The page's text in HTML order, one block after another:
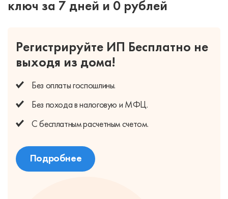
ключ за 7 дней и 0 рублей
Регистрируйте ИП Бесплатно не
выходя из дома!
Без оплатыгоспошлины.
Без походав налоговую и МФЦ.
С бесплатнымрасчетным счетом.
Подробнее